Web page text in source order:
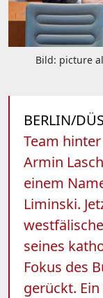
Bild: picture
BERLIN/
Team
Armin
einem
Liminski.
seines
Fokus des
gerückt.